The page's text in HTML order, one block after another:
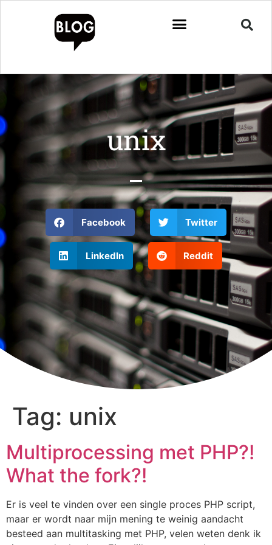
unix
Facebook Twitter
LinkedIn Reddit
Tag: unix
Multiprocessing met PHP?!
What the fork?!
Er is veel te vinden over een single proces PHP script,
maar er wordt naar mijn mening te weinig aandacht
besteed aan multitasking met PHP, velen weten denk ik